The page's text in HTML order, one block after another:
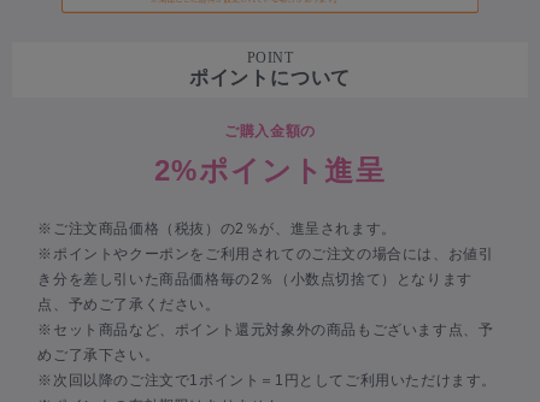
POINT
ポイントについて
ご購入金額の
2%ポイント進呈
※ご注文商品価格（税抜）の2％が、進呈されます。
※ポイントやクーポンをご利用されてのご注文の場合には、お値引
き分を差し引いた商品価格毎の2％（小数点切捨て）となります
点、予めご了承ください。
※セット商品など、ポイント還元対象外の商品もございます点、予
めご了承下さい。
※次回以降のご注文で1ポイント＝1円としてご利用いただけます。